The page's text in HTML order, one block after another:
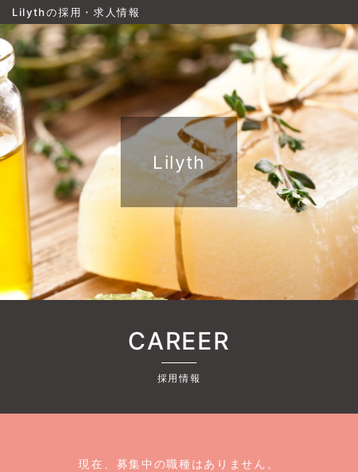
Lilythの採用・求人情報
Lilyth
CAREER
採用情報
現在、募集中の職種はありません。